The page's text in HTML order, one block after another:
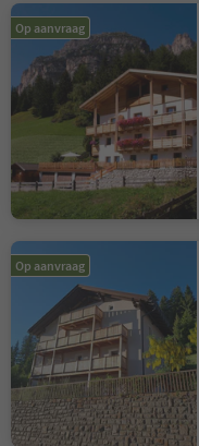
Op aanvraag
Op aanvraag